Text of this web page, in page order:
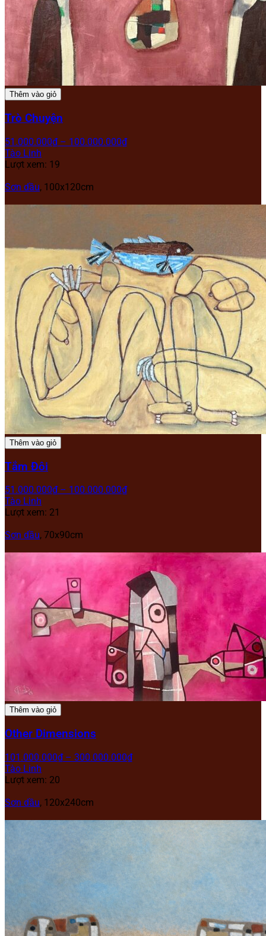
Thêm vào giỏ
Trò Chuyện
51.000.000₫ – 100.000.000₫
Tào Linh
Lượt xem: 19
Sơn dầu, 100x120cm
Thêm vào giỏ
Tắm Đôi
51.000.000₫ – 100.000.000₫
Tào Linh
Lượt xem: 21
Sơn dầu, 70x90cm
Thêm vào giỏ
Other Dimensions
101.000.000₫ – 300.000.000₫
Tào Linh
Lượt xem: 20
Sơn dầu, 120x240cm